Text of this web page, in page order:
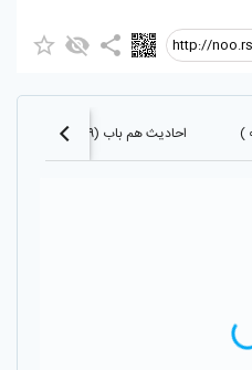
http://
احادیث هم باب (۹)